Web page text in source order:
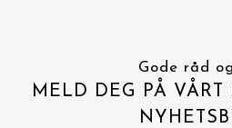
Gode råd
MELD DEG PÅ VÅRT